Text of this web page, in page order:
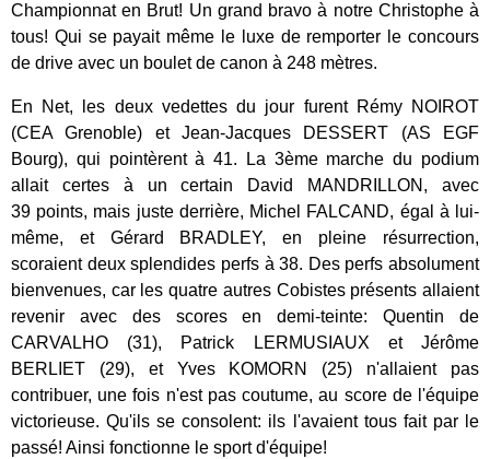
Championnat en Brut! Un grand bravo à notre Christophe à
tous! Qui se payait même le luxe de remporter le concours
de drive avec un boulet de canon à 248 mètres.
En Net, les deux vedettes du jour furent Rémy NOIROT
(CEA Grenoble) et Jean-Jacques DESSERT (AS EGF
Bourg), qui pointèrent à 41. La 3ème marche du podium
allait certes à un certain David MANDRILLON, avec
39 points, mais juste derrière, Michel FALCAND, égal à lui-
même, et Gérard BRADLEY, en pleine résurrection,
scoraient deux splendides perfs à 38. Des perfs absolument
bienvenues, car les quatre autres Cobistes présents allaient
revenir avec des scores en demi-teinte: Quentin de
CARVALHO (31), Patrick LERMUSIAUX et Jérôme
BERLIET (29), et Yves KOMORN (25) n'allaient pas
contribuer, une fois n'est pas coutume, au score de l'équipe
victorieuse. Qu'ils se consolent: ils l'avaient tous fait par le
passé! Ainsi fonctionne le sport d'équipe!